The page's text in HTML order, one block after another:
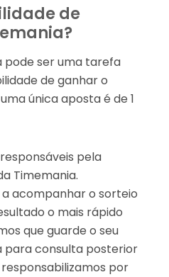
de
pode ser uma tarefa
de ganhar o
única aposta é de 1
pela
Timemania.
acompanhar o sorteio
o mais rápido
que guarde o seu
para consulta posterior
por